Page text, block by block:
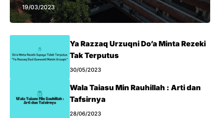
19/03/2023
Ya Razzaq Urzuqni Do’a Minta Rezeki
Tak Terputus
30/05/2023
Wala Taiasu Min Rauhillah : Arti dan
Tafsirnya
28/06/2023